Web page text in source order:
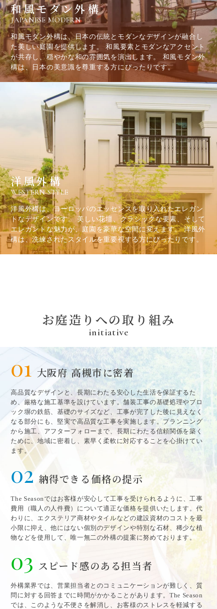
和風モダン外構
JAPANESE MODERN
和風モダン外構は、日本の伝統とモダンなデザインが融合し
た美しい庭園を提供します。 和風要素とモダンなアクセント
が共存し、穏やかな和の雰囲気を演出します。 和風モダン外
構は、日本の美意識を尊重する方にぴったりです。
洋風外構
WESTERN STYLE
洋風外構は、ヨーロッパのエッセンスを取り入れたエレガン
トなデザインです。 美しい花壇、クラシックな要素、そして
エレガントな魅力が、庭園を豪華な空間に変えます。 洋風外
構は、洗練されたスタイルを重要視する方にぴったりです。
お庭造 り への取 り 組み
initiative
01 大阪府 高槻市に密着
高品質なデザインと、長期にわたる安心した生活を保証するた
め、厳格な施工基準を設けています。舗装工事の基礎処理やブロ
ック塀の鉄筋、基礎のサイズなど、工事が完了した後に見えなく
なる部分にも、堅実で高品質な工事を実施します。プランニング
から施工、アフターフォローまで、長期にわたる信頼関係を築く
ために、地域に密着し、素早く柔軟に対応することを心掛けてい
ます。
02 納得できる価格の提示
The Seasonではお客様が安心して工事を受けられるように、工事
費用（職人の人件費）について適正な価格を提供いたします。代
わりに、エクステリア商材やタイルなどの建設資材のコストを最
小限に抑え、他にはない個別のデザインや特別な石材、稀少な植
物などを使用して、唯一無二の外構の提案に努めております。
03 スピード感のある担当者
外構業界では、営業担当者とのコミュニケーションが難しく、質
問に対する回答までに時間がかかることがあります。The Season
では、このような不便さを解消し、お客様のストレスを軽減する